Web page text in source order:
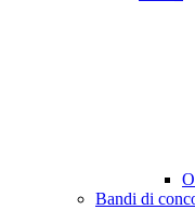
Bandi di